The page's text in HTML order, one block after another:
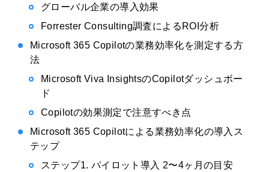
グローバル企業の導入効果
Forrester Consulting調査によるROI分析
Microsoft 365 Copilotの業務効率化を測定する方
法
Microsoft Viva InsightsのCopilotダッシュボー
ド
Copilotの効果測定で注意すべき点
Microsoft 365 Copilotによる業務効率化の導入ス
テップ
ステップ1. パイロット導入 2〜4ヶ月の目安